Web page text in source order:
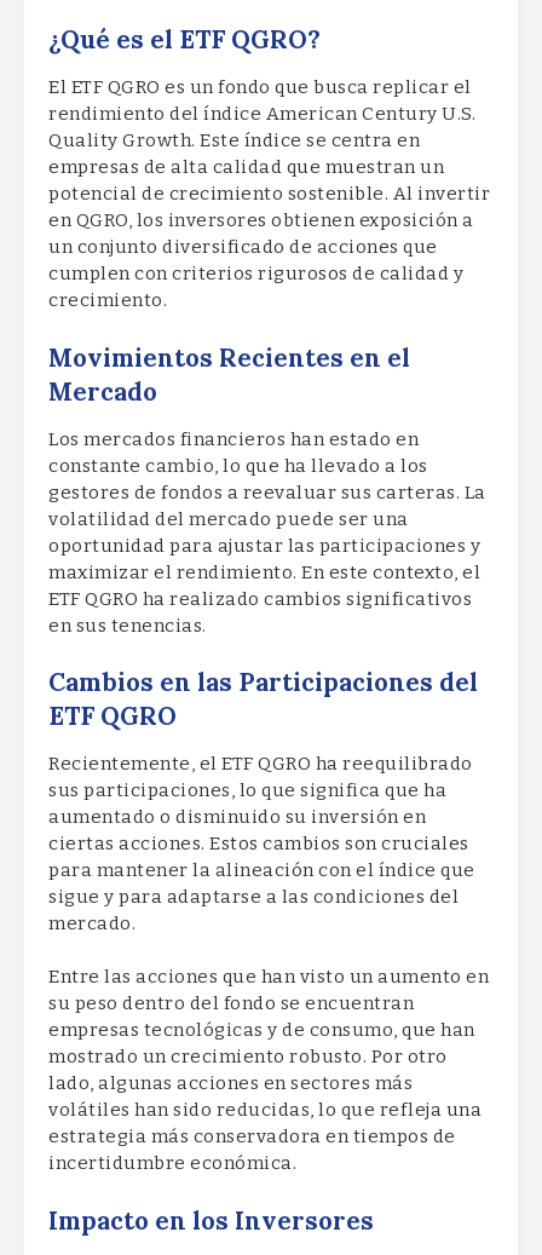
¿Qué es el ETF QGRO?
El ETF QGRO es un fondo que busca replicar el
rendimiento del índice American Century U.S.
Quality Growth. Este índice se centra en
empresas de alta calidad que muestran un
potencial de crecimiento sostenible. Al invertir
en QGRO, los inversores obtienen exposición a
un conjunto diversificado de acciones que
cumplen con criterios rigurosos de calidad y
crecimiento.
Movimientos Recientes en el
Mercado
Los mercados financieros han estado en
constante cambio, lo que ha llevado a los
gestores de fondos a reevaluar sus carteras. La
volatilidad del mercado puede ser una
oportunidad para ajustar las participaciones y
maximizar el rendimiento. En este contexto, el
ETF QGRO ha realizado cambios significativos
en sus tenencias.
Cambios en las Participaciones del
ETF QGRO
Recientemente, el ETF QGRO ha reequilibrado
sus participaciones, lo que significa que ha
aumentado o disminuido su inversión en
ciertas acciones. Estos cambios son cruciales
para mantener la alineación con el índice que
sigue y para adaptarse a las condiciones del
mercado.
Entre las acciones que han visto un aumento en
su peso dentro del fondo se encuentran
empresas tecnológicas y de consumo, que han
mostrado un crecimiento robusto. Por otro
lado, algunas acciones en sectores más
volátiles han sido reducidas, lo que refleja una
estrategia más conservadora en tiempos de
incertidumbre económica.
Impacto en los Inversores